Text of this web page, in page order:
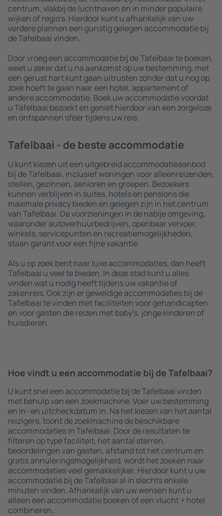
centrum, vlakbij de luchthaven en in minder populaire
wijken of regio's. Hierdoor kunt u afhankelijk van uw
verdere plannen een gunstig gelegen accommodatie bij
de Tafelbaai vinden.
Door vroeg een accommodatie bij de Tafelbaai te boeken,
weet u zeker dat u na aankomst op uw bestemming, met
een gerust hart kunt gaan uitrusten zonder dat u nog op
zoek hoeft te gaan naar een hotel, appartement of
andere accommodatie. Boek uw accommodatie voordat
u Tafelbaai bezoekt en geniet hierdoor van een zorgeloze
en ontspannen sfeer tijdens uw reis.
Tafelbaai - de beste accommodatie
U kunt kiezen uit een uitgebreid accommodatieaanbod
bij de Tafelbaai, inclusief woningen voor alleenreizenden,
stellen, gezinnen, senioren en groepen. Bezoekers
kunnen verblijven in suites, hotels en pensions die
maximale privacy bieden en gelegen zijn in het centrum
van Tafelbaai. De voorzieningen in de nabije omgeving,
waaronder autoverhuurbedrijven, openbaar vervoer,
winkels, servicepunten en recreatiemogelijkheden,
staan garant voor een fijne vakantie.
Als u op zoek bent naar luxe accommodaties, dan heeft
Tafelbaai u veel te bieden. In deze stad kunt u alles
vinden wat u nodig heeft tijdens uw vakantie of
zakenreis. Ook zijn er geweldige accommodaties bij de
Tafelbaai te vinden met faciliteiten voor gehandicapten
en voor gasten die reizen met baby’s, jonge kinderen of
huisdieren.
Hoe vindt u een accommodatie bij de Tafelbaai?
U kunt snel een accommodatie bij de Tafelbaai vinden
met behulp van een zoekmachine. Voer uw bestemming
en in- en uitcheckdatum in. Na het kiezen van het aantal
reizigers, toont de zoekmachine de beschikbare
accommodaties in Tafelbaai. Door de resultaten te
filteren op type faciliteit, het aantal sterren,
beoordelingen van gasten, afstand tot het centrum en
gratis annuleringsmogelijkheid, wordt het zoeken naar
accommodaties veel gemakkelijker. Hierdoor kunt u uw
accommodatie bij de Tafelbaai al in slechts enkele
minuten vinden. Afhankelijk van uw wensen kunt u
alleen een accommodatie boeken of een vlucht + hotel
combineren.